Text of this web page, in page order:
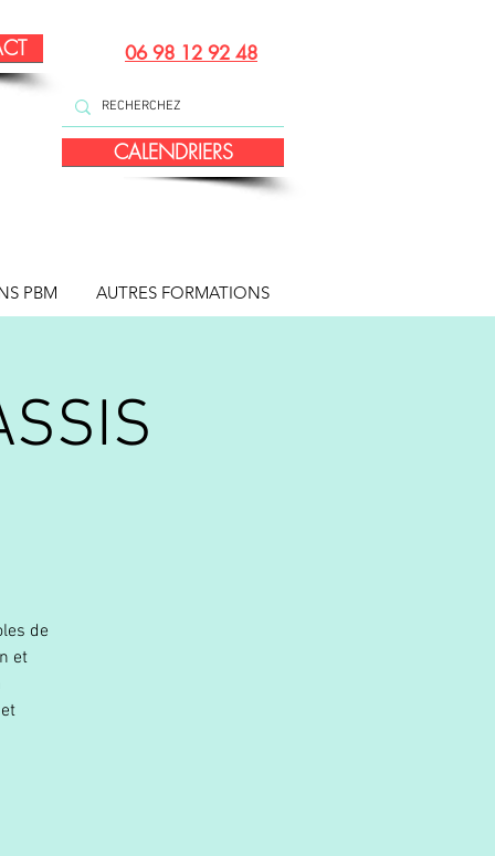
06 98 12 92 48
CALENDRIERS
PBM AUTRES FORMATIONS
de
et